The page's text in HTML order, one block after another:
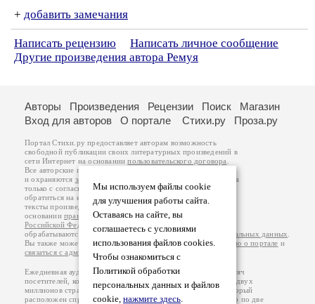
+ добавить замечания
Написать рецензию
Написать личное сообщение
Другие произведения автора Ремуя
Мы используем файлы cookie
для улучшения работы сайта.
Оставаясь на сайте, вы
соглашаетесь с условиями
использования файлов cookies.
Чтобы ознакомиться с
Политикой обработки
персональных данных и файлов
cookie, нажмите здесь.
Авторы Произведения Рецензии Поиск
Магазин
Вход для авторов
О портале Стихи.ру Проза.ру
Портал Стихи.ру предоставляет авторам возможность
свободной публикации своих литературных произведений в
сети Интернет на основаниипользовательского договора
Все авторские права на произведения принадлежат авторам
и охраняются законом
. Перепечатка произведений возможна
только с согласия его автора, к которому вы можете
обратиться на его авторской странице. Ответственность за
тексты произведений авторы несут самостоятельно на
основанииправил публикацииизаконодательства
Российской Федерации
обрабатываются на основанииПолитики обработки персональных данных
Вы также можете посмотреть более подробнуюинформацию о портале и
связаться с администрацией
Ежедневная аудитория портала Стихи.ру – порядка 200 тысяч
посетителей, которые в общей сумме просматривают более двух
миллионов страниц по данным счетчика посещаемости, который
расположен справа от этого текста. В каждой графе указано по две